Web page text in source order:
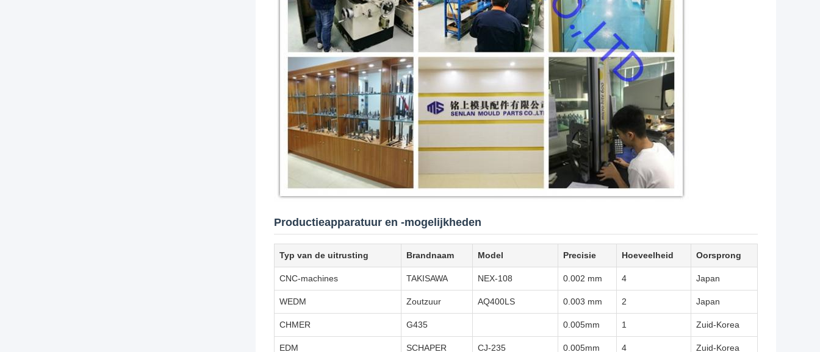
Productieapparatuur en -mogelijkheden
Typ van de uitrusting Brandnaam Model Precisie Hoeveelheid Oorsprong
CNC-machines TAKISAWA NEX-108 0.002 mm 4 Japan
WEDM Zoutzuur AQ400LS 0.003 mm 2 Japan
CHMER G435 0.005mm 1 Zuid-Korea
EDM SCHAPER CJ-235 0.005mm 4 Zuid-Korea